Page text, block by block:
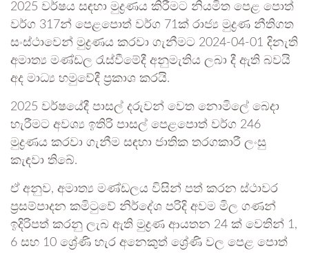
2025 වර්ෂය සඳහා මුද්‍රණය කිරීමට නියමිත පෙළ පොත්
වර්ග 317න් පෙළපොත් වර්ග 71ක් රාජ්‍ය මුද්‍රණ නීතිගත
සංස්ථාවෙන් මුද්‍රණය කරවා ගැනීමට 2024-04-01 දිනැති
අමාත්‍ය මණ්ඩල රැස්වීමේදී අනුමැතිය ලබා දී ඇති බවයි
අද මාධ්‍ය හමුවේදී ප්‍රකාශ කරයි.
2025 වර්ෂයේදී පාසල් දරුවන් වෙත නොමිලේ බෙදා
හැරීමට අවශ්‍ය ඉතිරි පාසල් පෙළපොත් වර්ග 246
මුද්‍රණය කරවා ගැනීම සඳහා ජාතික තරගකාරී ලංසු
කැඳවා තිබේ.
ඒ අනුව, අමාත්‍ය මණ්ඩලය විසින් පත් කරන ස්ථාවර
ප්‍රසම්පාදන කමිටුවේ නිර්දේශ පරිදි අවම මිල ගණන්
ඉදිරිපත් කරනු ලැබ ඇති මුද්‍රණ ආයතන 24 ක් වෙතින් 1,
6 සහ 10 ශ්‍රේණි හැර අනෙකුත් ශ්‍රේණි වල පෙළ පොත්